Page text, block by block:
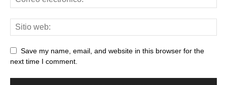
Save my name, email, and website in this browser for the
next time I comment.